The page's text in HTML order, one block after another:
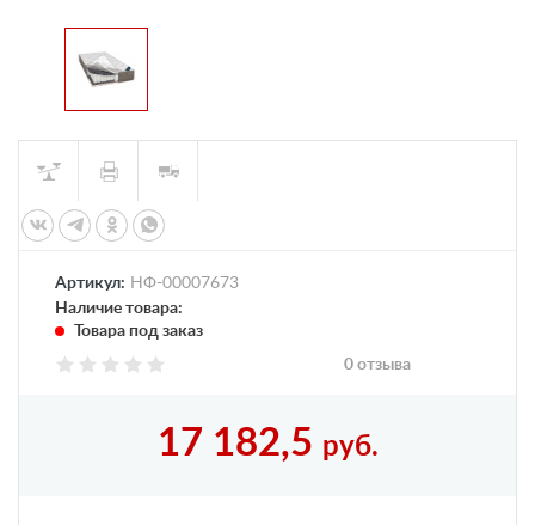
Артикул: НФ-00007673
Наличие товара:
Товара под заказ
0 отзыва
17 182,5 руб.